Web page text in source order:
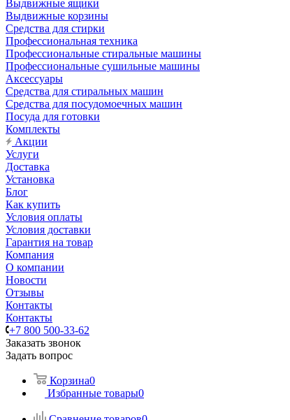
Выдвижные ящики
Выдвижные корзины
Средства для стирки
Профессиональная техника
Профессиональные стиральные машины
Профессиональные сушильные машины
Аксессуары
Средства для стиральных машин
Средства для посудомоечных машин
Посуда для готовки
Комплекты
Акции
Услуги
Доставка
Установка
Блог
Как купить
Условия оплаты
Условия доставки
Гарантия на товар
Компания
О компании
Новости
Отзывы
Контакты
Контакты
+7 800 500-33-62
Заказать звонок
Задать вопрос
Корзина0
Избранные товары0